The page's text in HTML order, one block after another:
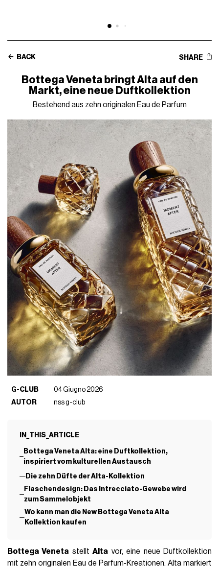
BACK SHARE
Bottega Veneta bringt Alta auf den
Markt, eine neue Duftkollektion
Bestehend aus zehn originalen Eau de Parfum
G-CLUB
04 Giugno 2026
AUTOR
nss g-club
IN_THIS_ARTICLE
Bottega Veneta Alta: eine Duftkollektion,
inspiriert vom kulturellen Austausch
Die zehn Düfte der Alta-Kollektion
Flaschendesign: Das Intrecciato-Gewebe wird
zum Sammelobjekt
Wo kann man die New Bottega Veneta Alta
Kollektion kaufen
Bottega Veneta stelltAlta vor, eine neue Duftkollektion
mit zehn originalen Eau de Parfum-Kreationen. Alta markiert